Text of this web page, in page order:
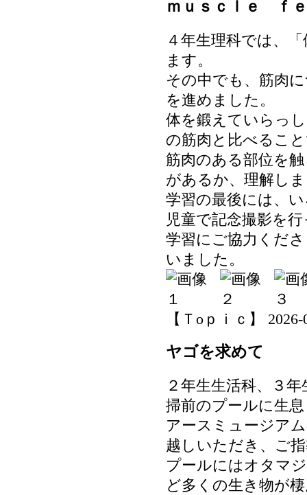
ｍｕｓｃｌｅ ｆ
４年生理科では、
ます。
その中でも、筋肉
を進めました。
体を鍛えていらっ
の筋肉と比べるこ
筋肉のある部位を
があるか、理解し
学習の最後には、
児童で記念撮影を
学習にご協力くだ
いました。
【Ｔoｐｉｃ】
ヤゴを求めて
２年生生活科、３
掃前のプールに生
アースミュージア
越しいただき、ご
プールにはオタマ
ど多くの生き物が